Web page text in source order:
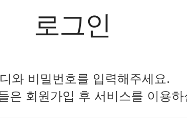
로그인
와 비밀번호를 입력해주세요.
은 회원가입 후 서비스를 이용